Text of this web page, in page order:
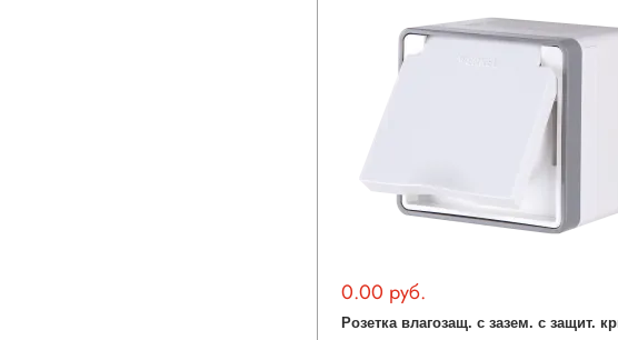
0.00 руб.